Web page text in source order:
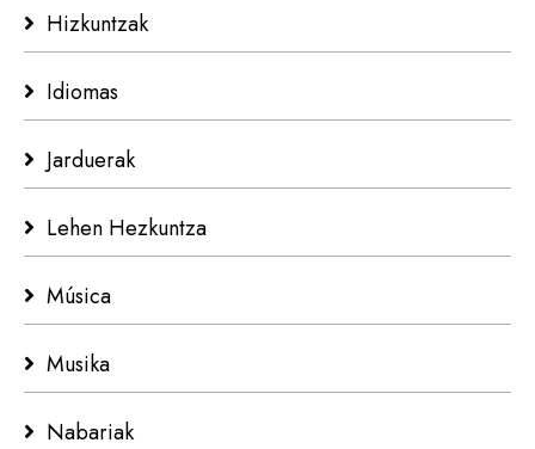
Hizkuntzak
Idiomas
Jarduerak
Lehen Hezkuntza
Música
Musika
Nabariak